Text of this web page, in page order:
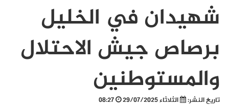
شهيدان في الخليل
برصاص جيش الاحتلال
والمستوطنين
تاريخ النشر: الثلاثاء 29/07/2025